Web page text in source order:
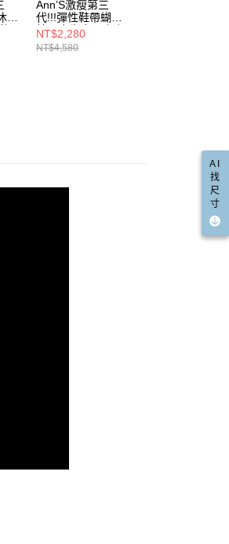
註冊。若發現惡意使用之情
戶之使用額度並採取法律行
豐智能櫃地址) 查看運費
Ann’S激瘦第三
代!!!彈性鞋帶蝴蝶
結全真牛皮厚底小
白鞋4cm-白
NT$2,280
NT$4,580
AI
找
尺
寸